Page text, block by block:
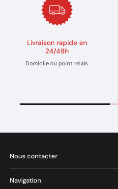
Livraison rapide en
24/48h
Domicile ou point relais
Nous contacter
Navigation